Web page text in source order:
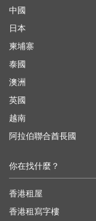
中國
日本
柬埔寨
泰國
澳洲
英國
越南
阿拉伯聯合酋長國
你在找什麼？
香港租屋
香港租寫字樓